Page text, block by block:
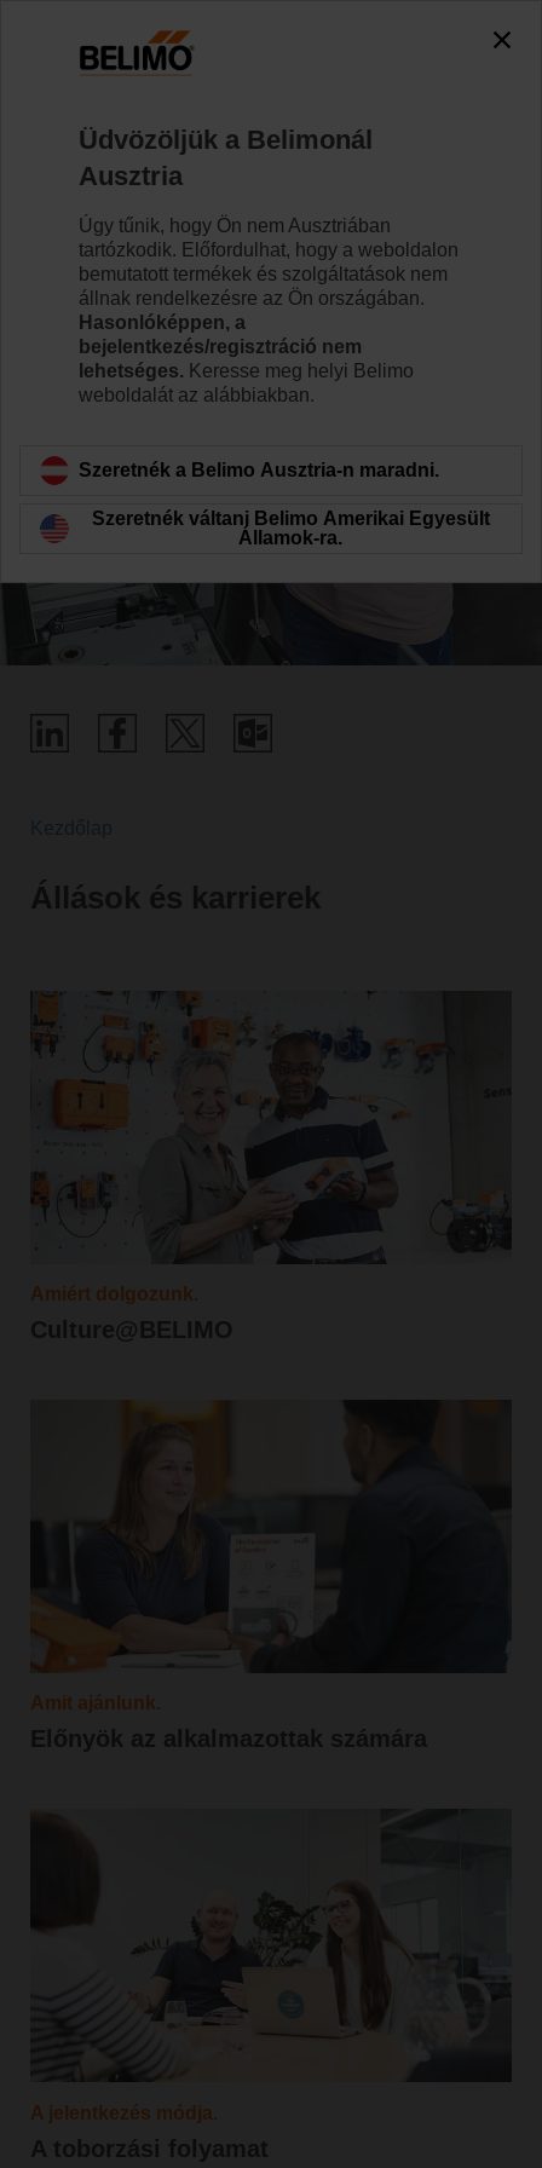
#WeAreBelimo
Álláskeresés a Belimo-nál
Állások és karrierek
Amiért dolgozunk.
Culture@BELIMO
Amit ajánlunk.
Előnyök az alkalmazottak számára
A jelentkezés módja.
A toborzási folyamat
Üdvözöljük a Belimonál
Ausztria
Úgy tűnik, hogy Ön nem Ausztriában
tartózkodik. Előfordulhat, hogy a weboldalon
bemutatott termékek és szolgáltatások nem
állnak rendelkezésre az Ön országában.
Hasonlóképpen, a
bejelentkezés/regisztráció nem
lehetséges. Keresse meg helyi Belimo
weboldalát az alábbiakban.
Szeretnék a Belimo Ausztria-n maradni.
Szeretnék váltani Belimo Amerikai Egyesült
Államok-ra.